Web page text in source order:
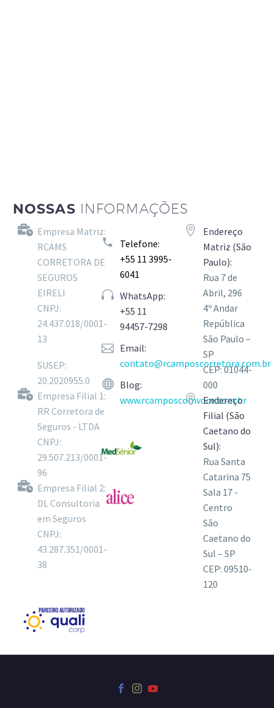
NOSSAS INFORMAÇÕES
Empresa Matriz:
RCAMS
CORRETORA DE
SEGUROS
EIRELI
CNPJ:
24.437.018/0001-
13
SUSEP:
20.2020955.0
Empresa Filial 1:
RR Corretora de
Seguros - LTDA
CNPJ:
29.507.213/0001-
96
Empresa Filial 2:
DL Consultoria
em Seguros
CNPJ:
43.287.351/0001-
38
Telefone:
+55 11 3995-
6041
WhatsApp:
+55 11
94457-7298
Email:
contato@rcamposcorretora.com.br
Blog:
www.rcamposcomvoce.com.br
Endereço
Matriz (São
Paulo):
Rua 7 de
Abril, 296
4º Andar
República
São Paulo –
SP
CEP: 01044-
000
Endereço
Filial (São
Caetano do
Sul):
Rua Santa
Catarina 75
Sala 17 -
Centro
São
Caetano do
Sul – SP
CEP: 09510-
120